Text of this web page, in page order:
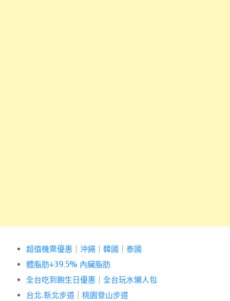
超值機票優惠 沖繩 韓國
泰國
體脂肪↓39.5% 內臟脂肪
全台吃到飽生日優惠
全台玩水懶人包
台北.新北步道
桃園登山步道